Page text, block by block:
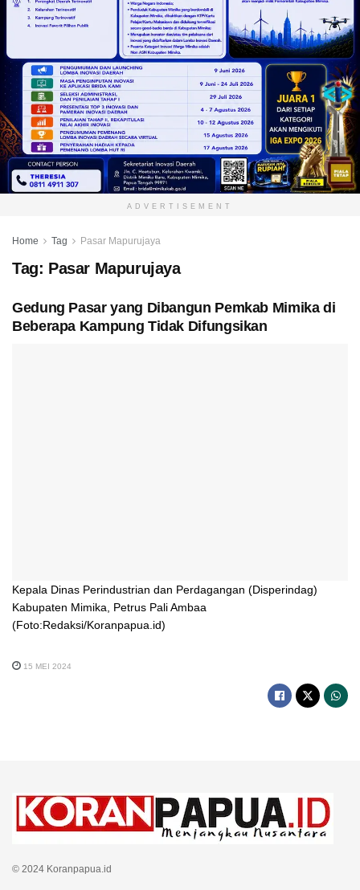
ADVERTISEMENT
Home Tag Pasar Mapurujaya
Tag: Pasar Mapurujaya
Gedung Pasar yang Dibangun Pemkab Mimika di
Beberapa Kampung Tidak Difungsikan
Kepala Dinas Perindustrian dan Perdagangan (Disperindag)
Kabupaten Mimika, Petrus Pali Ambaa
(Foto:Redaksi/Koranpapua.id)
15 MEI 2024
© 2024 Koranpapua.id